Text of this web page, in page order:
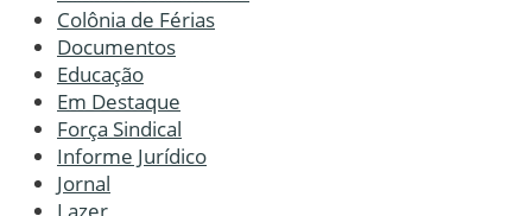
Colônia de Férias
Documentos
Educação
Em Destaque
Força Sindical
Informe Jurídico
Jornal